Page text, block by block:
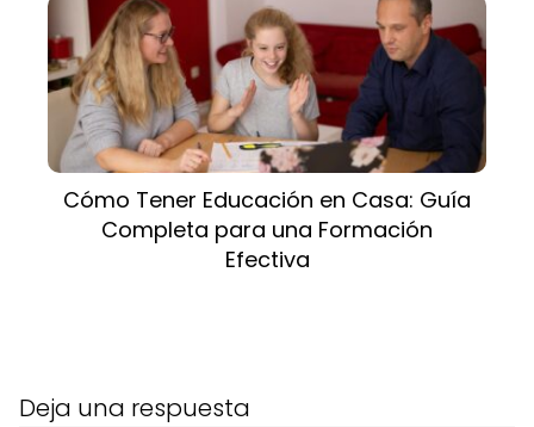
Cómo Tener Educación en Casa: Guía
Completa para una Formación
Efectiva
Deja una respuesta